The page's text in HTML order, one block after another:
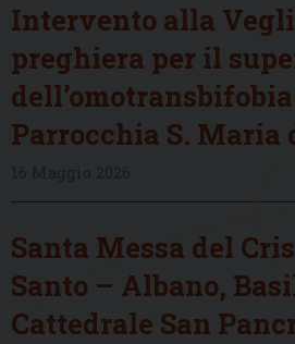
Intervento alla
preghiera per il
Parrocchia S. Maria
Santa Messa del
Santo – Albano,
Cattedrale San